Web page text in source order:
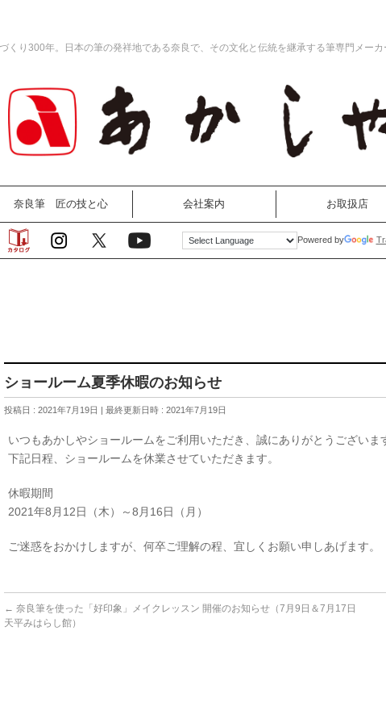
くり300年。日本の筆の発祥地である奈良で、その文化と伝統を継承する筆専門メーカ
奈良筆 匠の技と心 会社案内 お取扱店
Powered by
ショールーム夏季休暇のお知らせ
投稿日 : 2021年7月19日 最終更新日時 : 2021年7月19日
いつもあかしやショールームをご利用いただき、誠にありがとうございま
下記日程、ショールームを休業させていただきます。
休暇期間
2021年8月12日（木）～8月 16日 （月）
ご迷惑をおかけしますが、何卒ご理解の程、宜しくお願い申しあげます。
← 奈良筆を使った「好印象」メイクレッスン 開催のお知らせ（7月9日＆7月17日
天平みはらし館）